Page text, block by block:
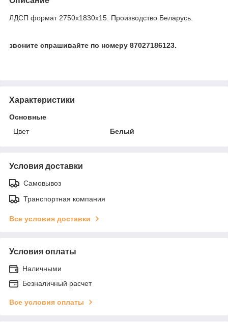
ЛДСП формат 2750х1830х15. Производство Беларусь.
звоните спрашивайте по номеру 87027186123.
Характеристики
Основные
Цвет
Белый
Условия доставки
Самовывоз
Транспортная компания
Все условия доставки
Условия оплаты
Наличными
Безналичный расчет
Все условия оплаты